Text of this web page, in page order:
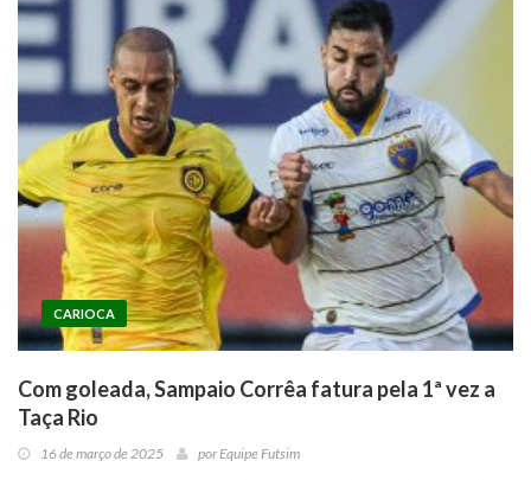
CARIOCA
Com goleada, Sampaio Corrêa fatura pela 1ª vez a
Taça Rio
16 de março de 2025 por Equipe Futsim